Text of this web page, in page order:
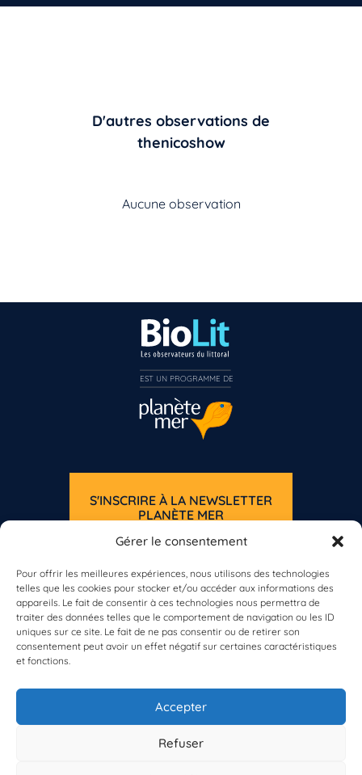
Gérer le consentement
Pour offrir les meilleures expériences, nous utilisons des technologies
telles que les cookies pour stocker et/ou accéder aux informations des
appareils. Le fait de consentir à ces technologies nous permettra de
traiter des données telles que le comportement de navigation ou les ID
uniques sur ce site. Le fait de ne pas consentir ou de retirer son
consentement peut avoir un effet négatif sur certaines caractéristiques
et fonctions.
Accepter
Refuser
D'autres observations de
thenicoshow
Aucune observation
À propos de Planète Mer
À propos de BioLit
Résultats du programme
Contacts
Politique de confidentialité
S'INSCRIRE À LA NEWSLETTER
PLANÈTE MER